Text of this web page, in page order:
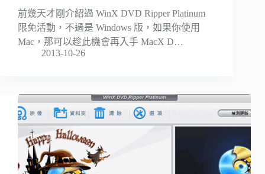
前幾天才剛介紹過 WinX DVD Ripper Platinum
限免活動，不過是 Windows 版，如果你使用
Mac，那可以趁此機會再入手 MacX D…
2013-10-26